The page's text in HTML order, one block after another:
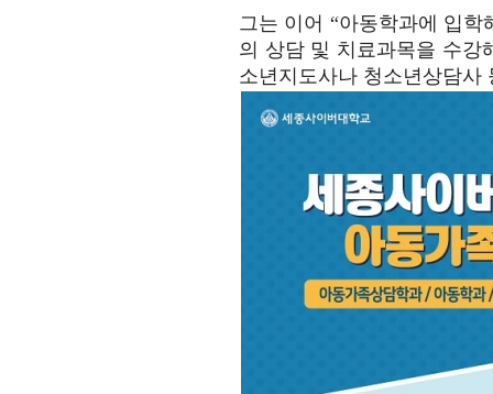
그는 이어 “아동학과에 입
의 상담 및 치료과목을 수강
소년지도사나 청소년상담